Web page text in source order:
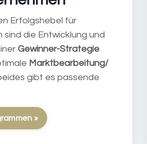
Erfolgshebel für
sind die Entwicklung und
Gewinner-Strategie
Marktbearbeitung/
gibt es passende
»